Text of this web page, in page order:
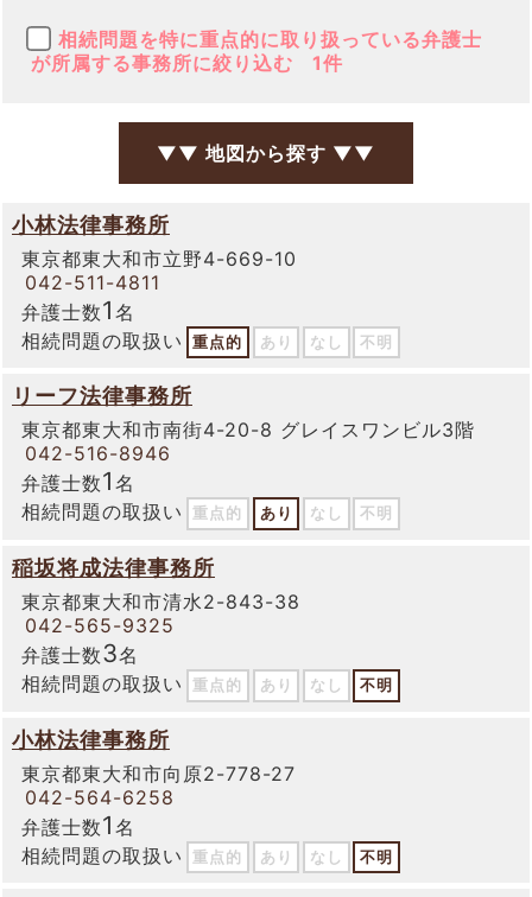
相続問題を特に重点的に取り扱っている弁護士
が所属する事務所に絞り込む
1件
▼▼ 地図から探す ▼▼
小林法律事務所
東京都東大和市立野4-669-10
042-511-4811
弁護士数1 名
相続問題の取扱い
重点的 あり なし 不明
リーフ法律事務所
東京都東大和市南街4-20-8 グレイスワンビル3階
042-516-8946
弁護士数1 名
相続問題の取扱い
重点的 あり なし 不明
稲坂将成法律事務所
東京都東大和市清水2-843-38
042-565-9325
弁護士数3名
相続問題の取扱い
重点的 あり なし 不明
小林法律事務所
東京都東大和市向原2-778-27
042-564-6258
弁護士数1 名
相続問題の取扱い
重点的 あり なし 不明